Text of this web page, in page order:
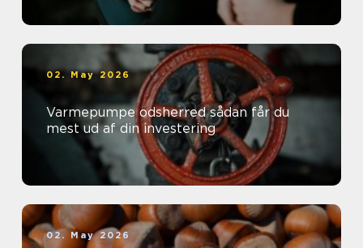
02. May 2026
Varmepumpe odsherred sådan får du
mest ud af din investering
02. May 2026